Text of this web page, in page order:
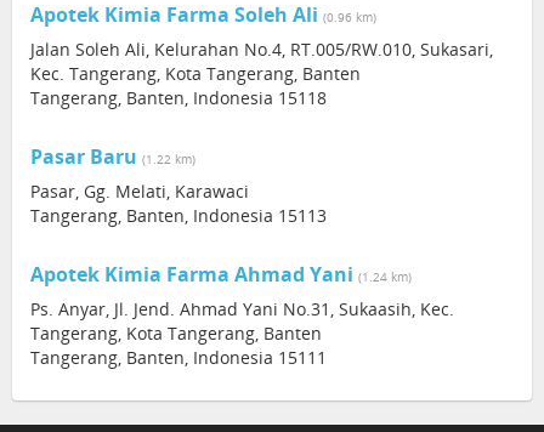
Apotek Kimia Farma Soleh Ali (0.96 km)
Jalan Soleh Ali, Kelurahan No.4, RT.005/RW.010, Sukasari,
Kec. Tangerang, Kota Tangerang, Banten
Tangerang, Banten, Indonesia 15118
Pasar Baru (1.22 km)
Pasar, Gg. Melati, Karawaci
Tangerang, Banten, Indonesia 15113
Apotek Kimia Farma Ahmad Yani (1.24 km)
Ps. Anyar, Jl. Jend. Ahmad Yani No.31, Sukaasih, Kec.
Tangerang, Kota Tangerang, Banten
Tangerang, Banten, Indonesia 15111